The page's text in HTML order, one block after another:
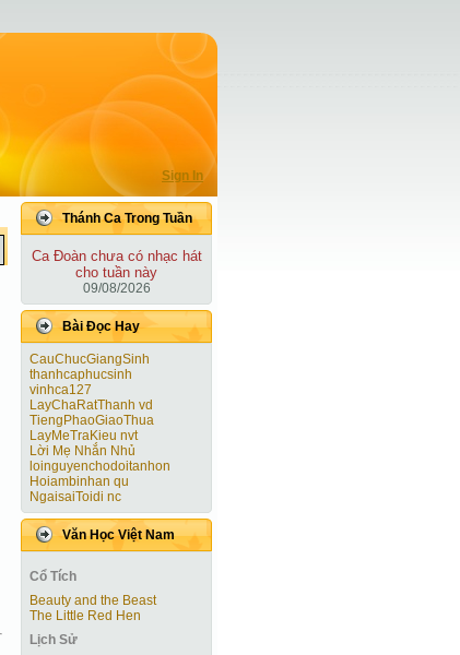
Sign In
Thánh Ca Trong Tuần
Ca Ðoàn chưa có nhạc hát
cho tuần này
09/08/2026
Bài Ðọc Hay
CauChucGiangSinh
thanhcaphucsinh
vinhca127
LayChaRatThanh vd
TiengPhaoGiaoThua
LayMeTraKieu nvt
Lời Mẹ Nhắn Nhủ
loinguyenchodoitanhon
Hoiambinhan qu
NgaisaiToidi nc
Văn Học Việt Nam
Cổ Tích
Beauty and the Beast
The Little Red Hen
Lịch Sử